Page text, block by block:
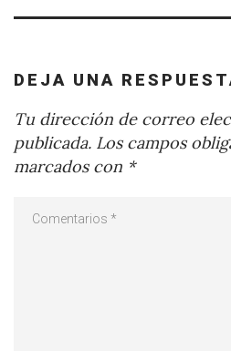
DEJA UNA
Tu dirección de correo
publicada. Los campos
marcados con *